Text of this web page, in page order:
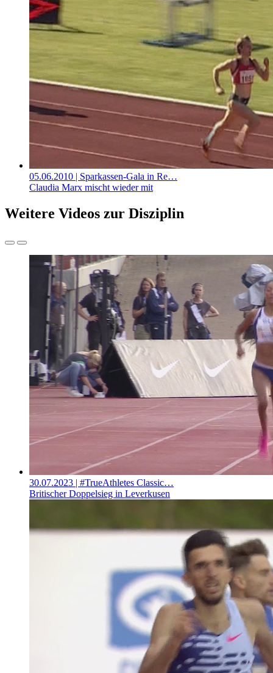
05.06.2010 | Sparkassen-Gala in Re…
Claudia Marx mischt wieder mit
Weitere Videos zur Disziplin
30.07.2023 | #TrueAthletes Classic…
Britischer Doppelsieg in Leverkusen